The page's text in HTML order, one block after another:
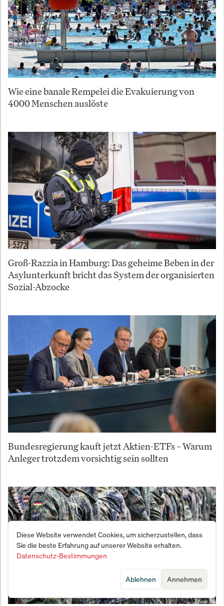
Wie eine banale Rempelei die Evakuierung von
4000 Menschen auslöste
Groß-Razzia in Hamburg: Das geheime Beben in der
Asylunterkunft bricht das System der organisierten
Sozial-Abzocke
Bundesregierung kauft jetzt Aktien-ETFs – Warum
Anleger trotzdem vorsichtig sein sollten
Diese Website verwendet Cookies, um sicherzustellen, dass
Sie die beste Erfahrung auf unserer Website erhalten.
Datenschutz-Bestimmungen
Annehmen
Ablehnen